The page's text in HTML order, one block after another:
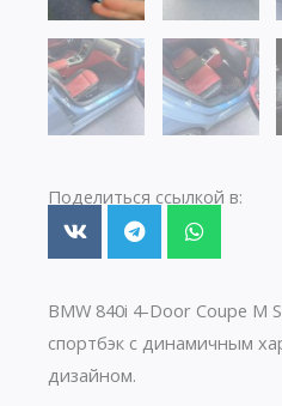
Поделиться ссылкой в:
BMW 840i 4-Door Coupe
спортбэк с динамичным
дизайном.